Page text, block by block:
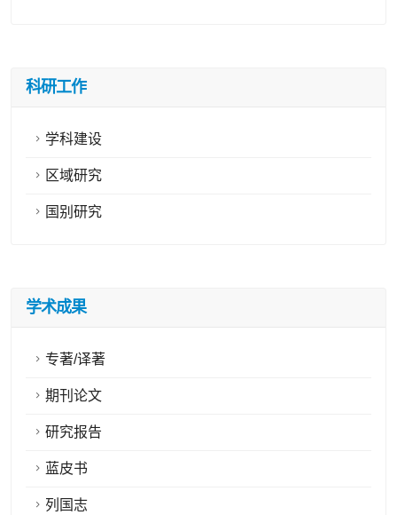
科研工作
学科建设
区域研究
国别研究
学术成果
专著/译著
期刊论文
研究报告
蓝皮书
列国志